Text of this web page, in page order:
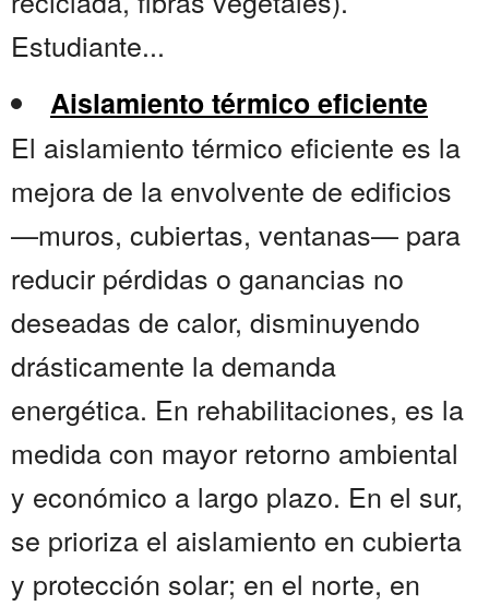
Estudiante...
Aislamiento térmico eficiente
El aislamiento térmico eficiente es la
mejora de la envolvente de edificios
—muros, cubiertas, ventanas— para
reducir pérdidas o ganancias no
deseadas de calor, disminuyendo
drásticamente la demanda
energética. En rehabilitaciones, es la
medida con mayor retorno ambiental
y económico a largo plazo. En el sur,
se prioriza el aislamiento en cubierta
y protección solar; en el norte, en